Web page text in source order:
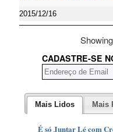
2015/12/16
CADASTRE-SE
Mais Lidos Mais
É só Juntar Lé com